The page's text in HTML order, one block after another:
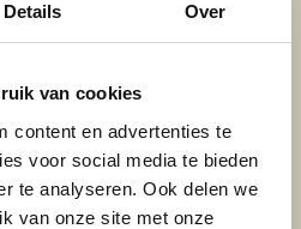
Details Over
van cookies
content en advertenties te
voor social media te bieden
te analyseren. Ook delen we
van onze site met onze